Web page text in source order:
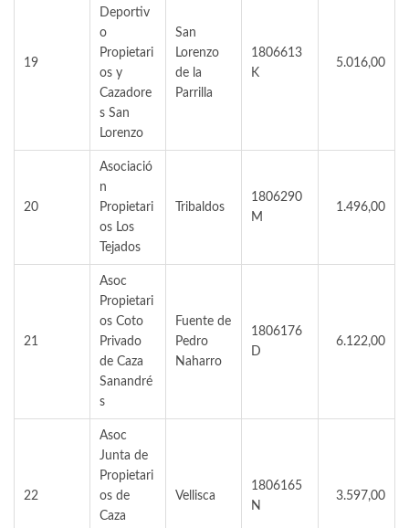
19
Deportiv
o
Propietari
os y
Cazadore
s San
Lorenzo
San
Lorenzo
de la
Parrilla
1806613
K
5.016,00
20
Asociació
n
Propietari
os Los
Tejados
Tribaldos
1806290
M
1.496,00
21
Asoc
Propietari
os Coto
Privado
de Caza
Sanandré
s
Fuente de
Pedro
Naharro
1806176
D
6.122,00
22
Asoc
Junta de
Propietari
os de
Caza
Vellisca
1806165
N
3.597,00